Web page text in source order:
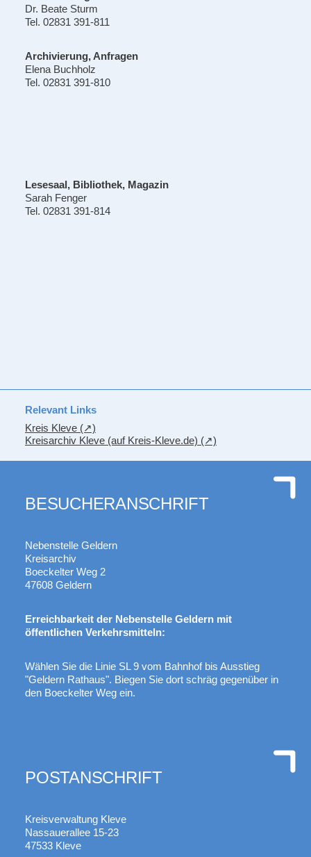
Dr. Beate Sturm
Tel. 02831 391-811
Archivierung, Anfragen
Elena Buchholz
Tel. 02831 391-810
Lesesaal, Bibliothek, Magazin
Sarah Fenger
Tel. 02831 391-814
Relevant Links
Kreis Kleve
Kreisarchiv Kleve (auf Kreis-Kleve.de)
BESUCHERANSCHRIFT
Nebenstelle Geldern
Kreisarchiv
Boeckelter Weg 2
47608 Geldern
Erreichbarkeit der Nebenstelle Geldern mit
öffentlichen Verkehrsmitteln:
Wählen Sie die Linie SL 9 vom Bahnhof bis Ausstieg
"Geldern Rathaus". Biegen Sie dort schräg gegenüber in
den Boeckelter Weg ein.
POSTANSCHRIFT
Kreisverwaltung Kleve
Nassauerallee 15-23
47533 Kleve